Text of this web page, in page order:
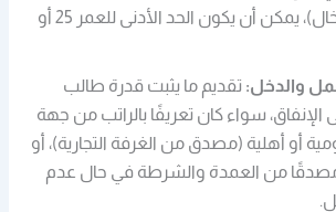
العم أو الخال)، يمكن أن يكون الحد الأدنى للعمر 25 أو
والدخل: تقديم ما يثبت قدرة طالب
الإنفاق، سواء كان تعريفًا بالراتب من جهة
أو أهلية (مصدق من الغرفة التجارية)، أو
من العمدة والشرطة في حال عدم